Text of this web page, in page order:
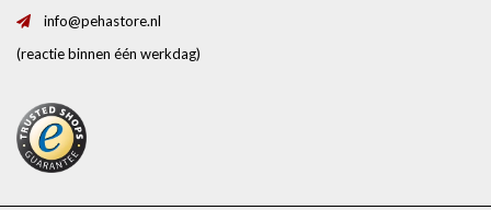
info@pehastore.nl
(reactie binnen één werkdag)